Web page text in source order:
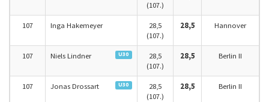
(107.)
107 Inga Hakemeyer
28,5
(107.)
28,5 Hannover
107 Niels Lindner U30
28,5
(107.)
28,5 Berlin II
107 Jonas Drossart U30
28,5
(107.)
28,5 Berlin II